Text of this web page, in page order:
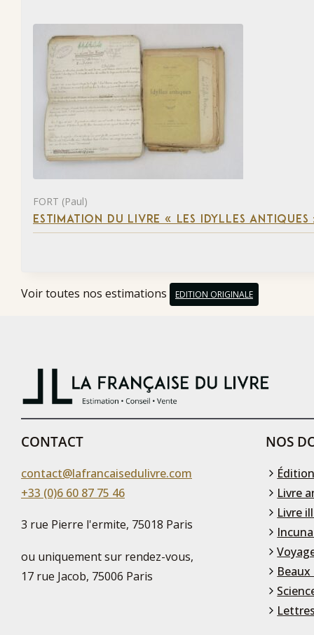
FORT (Paul)
ESTIMATION DU LIVRE « LES IDYLLES
Voir toutes nos estimations EDITION ORIGINALE
CONTACT
contact@lafrancaisedulivre.com
+33 (0)6 60 87 75 46
3 rue Pierre l'ermite, 75018 Paris
ou uniquement sur rendez-vous,
17 rue Jacob, 75006 Paris
NOS
Livre
Livre